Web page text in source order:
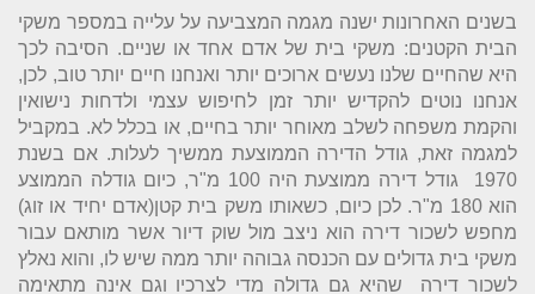
בשנים האחרונות ישנה מגמה המצביעה על עלייה במספר משקי
הבית הקטנים: משקי בית של אדם אחד או שניים. הסיבה לכך
היא שהחיים שלנו נעשים ארוכים יותר ואנחנו חיים יותר טוב, לכן,
אנחנו נוטים להקדיש יותר זמן לחיפוש עצמי ולדחות נישואין
והקמת משפחה לשלב מאוחר יותר בחיים, או בכלל לא. במקביל
למגמה זאת, גודל הדירה הממוצעת ממשיך לעלות. אם בשנת
1970 גודל דירה ממוצעת היה 100 מ"ר, כיום גודלה הממוצע
הוא 180 מ"ר.
לכן כיום, כשאותו משק בית קטן(אדם יחיד או זוג)
מחפש לשכור דירה הוא ניצב מול שוק דיור אשר מותאם עבור
משקי בית גדולים עם הכנסה גבוהה יותר ממה שיש לו, והוא נאלץ
לשכור דירה שהיא גם גדולה מדי לצרכיו וגם אינה מתאימה